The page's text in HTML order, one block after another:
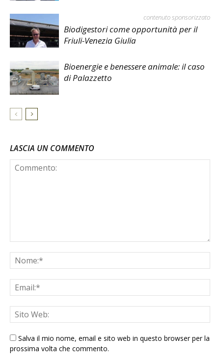
contenuto sponsorizzato
Biodigestori come opportunità per il
Friuli-Venezia Giulia
Bioenergie e benessere animale: il caso
di Palazzetto
LASCIA UN COMMENTO
Salva il mio nome, email e sito web in questo browser per la
prossima volta che commento.